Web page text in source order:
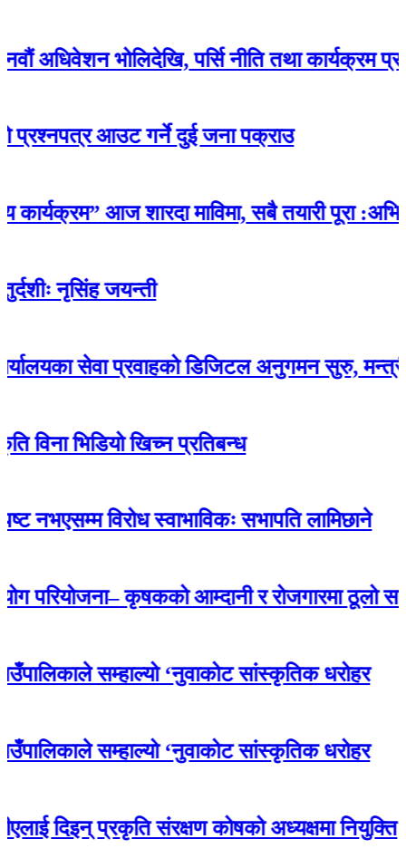
भोलिदेखि, पर्सि नीति तथा कार्यक्रम प्रस्तुत
आउट गर्ने दुई जना पक्राउ
आज शारदा माविमा, सबै तयारी पूरा
जयन्ती
प्रवाहको डिजिटल अनुगमन सुरु, मन्त्री
खिच्न प्रतिबन्ध
विरोध स्वाभाविकः सभापति लामिछाने
कृषकको आम्दानी र रोजगारमा ठूलो सहयोग
सम्हाल्यो ‘नुवाकोट सांस्कृतिक धरोहर
सम्हाल्यो ‘नुवाकोट सांस्कृतिक धरोहर
प्रकृति संरक्षण कोषको अध्यक्षमा नियुक्ति